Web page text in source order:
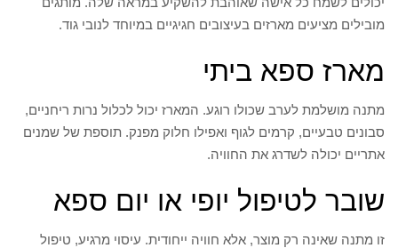
מובילים מציעים מארזים בעיצובים חגיגיים במיוחד לנובי גוד.
מארז ספא ביתי
מתנה מושלמת לערב שכולו רוגע. המארז יכול לכלול נרות ריחניים,
סבונים טבעיים, קרמים לגוף ואפילו חלוק מפנק. תוספת של שמנים
אתריים יכולה לשדרג את החוויה.
שובר לטיפול יופי או יום ספא
זו מתנה שאינה רק מוצר, אלא חוויה ייחודית. עיסוי מרגיע, טיפול